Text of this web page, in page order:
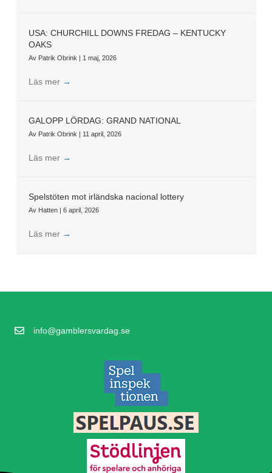
USA: CHURCHILL DOWNS FREDAG – KENTUCKY
OAKS
Av Patrik Obrink | 1 maj, 2026
Läs mer →
GALOPP LÖRDAG: GRAND NATIONAL
Av Patrik Obrink | 11 april, 2026
Läs mer →
Spelstöten mot irländska nacional lottery
Av Hatten | 6 april, 2026
Läs mer →
info@gamblersvardag.se